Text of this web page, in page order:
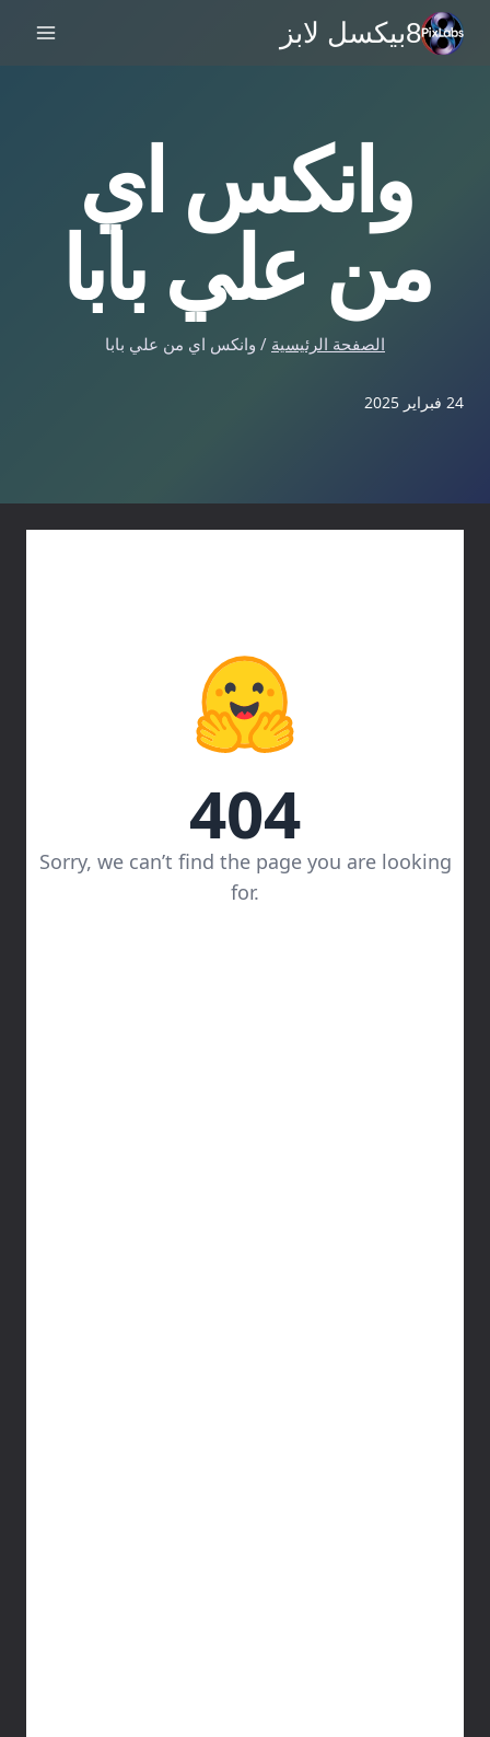
تخطي
8بيكسل لابز
وانكس اي
من علي بابا
الصفحة الرئيسية / وانكس اي من علي بابا
24 فبراير 2025